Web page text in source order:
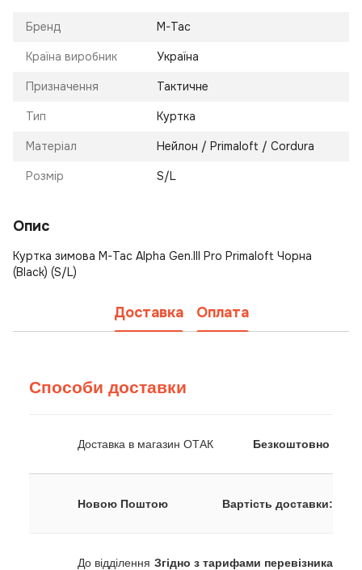
Бренд M-Tac
Країна виробник Україна
Призначення Тактичне
Тип Куртка
Матеріал Нейлон / Primaloft / Cordura
Розмір S/L
Опис
Куртка зимова M-Tac Alpha Gen.III Pro Primaloft Чорна
(Black) (S/L)
Доставка Оплата
Способи доставки
Доставка в магазин ОТАК Безкоштовно
Новою Поштою Вартість доставки:
До відділення Згідно з тарифами перевізника